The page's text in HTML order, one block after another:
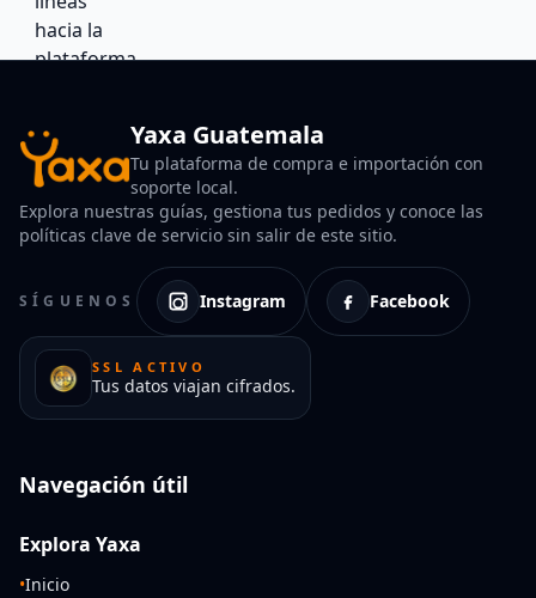
Yaxa Guatemala
Tu plataforma de compra e importación con
soporte local.
Explora nuestras guías, gestiona tus pedidos y conoce las
políticas clave de servicio sin salir de este sitio.
SÍGUENOS Instagram Facebook
SSL ACTIVO
Tus datos viajan cifrados.
Navegación útil
Explora Yaxa
•Inicio